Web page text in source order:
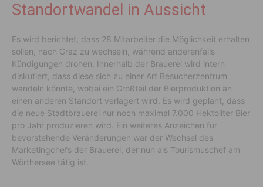
Standortwandel in Aussicht
Es wird berichtet, dass 28 Mitarbeiter die Möglichkeit erhalten
sollen, nach Graz zu wechseln, während anderenfalls
Kündigungen drohen. Innerhalb der Brauerei wird intern
diskutiert, dass diese sich zu einer Art Besucherzentrum
wandeln könnte, wobei ein Großteil der Bierproduktion an
einen anderen Standort verlagert wird. Es wird geplant, dass
die neue Stadtbrauerei nur noch maximal 7.000 Hektoliter Bier
pro Jahr produzieren wird. Ein weiteres Anzeichen für
bevorstehende Veränderungen war der Wechsel des
Marketingchefs der Brauerei, der nun als Tourismuschef am
Wörthersee tätig ist.